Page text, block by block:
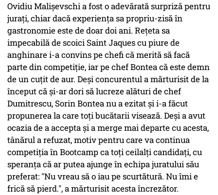
Ovidiu Malișevschi a fost o adevărată surpriză pentru
jurați, chiar dacă experiența sa propriu-zisă în
gastronomie este de doar doi ani. Rețeta sa
impecabilă de scoici Saint Jaques cu piure de
anghinare i-a convins pe chefi că merită să facă
parte din competiție, iar pe chef Bontea că este demn
de un cuțit de aur. Deși concurentul a mărturisit de la
început că și-ar dori să lucreze alături de chef
Dumitrescu, Sorin Bontea nu a ezitat și i-a făcut
propunerea la care toți bucătarii visează. Deși a avut
ocazia de a accepta și a merge mai departe cu acesta,
tânărul a refuzat, motiv pentru care va continua
competiția în Bootcamp ca toți ceilalți candidați, cu
speranța că ar putea ajunge în echipa juratului său
preferat: "Nu vreau să o iau pe scurtătură. Nu îmi e
frică să pierd.", a mărturisit acesta încrezător.